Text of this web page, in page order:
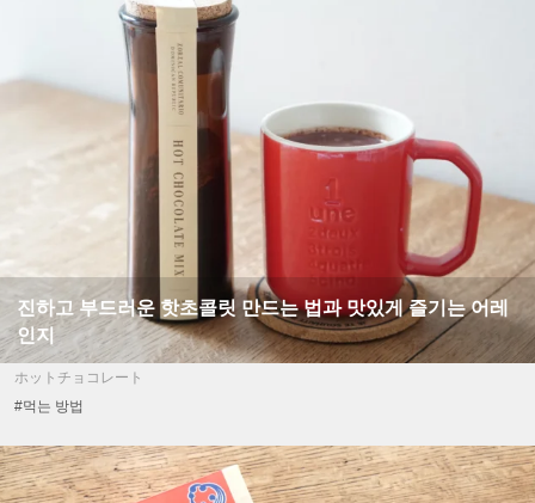
진하고 부드러운 핫초콜릿 만드는 법과 맛있게 즐기는 어레
인지
ホットチョコレート
#먹는 방법